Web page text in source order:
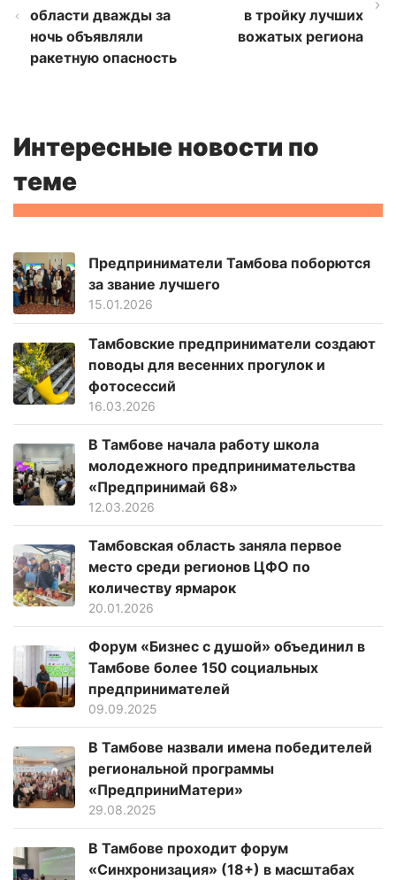
области дважды за
ночь объявляли
ракетную опасность
в тройку лучших
вожатых региона
Интересные новости по
теме
Предприниматели Тамбова поборются
за звание лучшего
15.01.2026
Тамбовские предприниматели создают
поводы для весенних прогулок и
фотосессий
16.03.2026
В Тамбове начала работу школа
молодежного предпринимательства
«Предпринимай 68»
12.03.2026
Тамбовская область заняла первое
место среди регионов ЦФО по
количеству ярмарок
20.01.2026
Форум «Бизнес с душой» объединил в
Тамбове более 150 социальных
предпринимателей
09.09.2025
В Тамбове назвали имена победителей
региональной программы
«ПредприниМатери»
29.08.2025
В Тамбове проходит форум
«Синхронизация» (18+) в масштабах